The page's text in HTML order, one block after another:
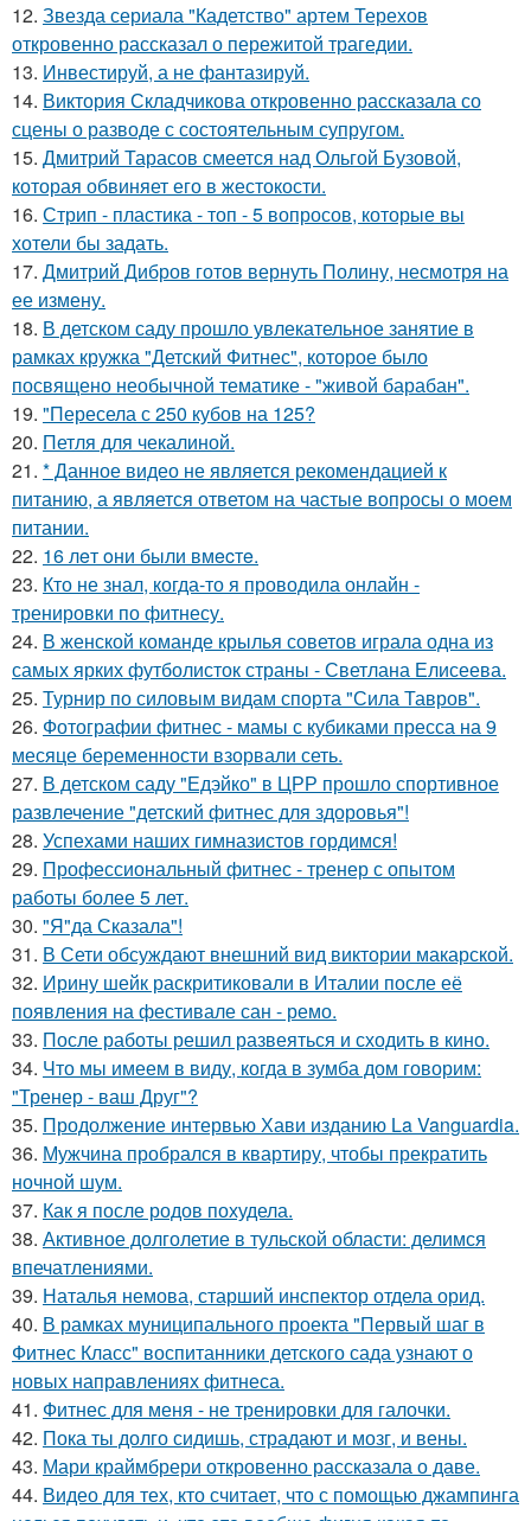
12. Звезда сериала "Кадетство" артем Терехов
откровенно рассказал о пережитой трагедии.
13. Инвестируй, а не фантазируй.
14. Виктория Складчикова откровенно рассказала со
сцены о разводе с состоятельным супругом.
15. Дмитрий Тарасов смеется над Ольгой Бузовой,
которая обвиняет его в жестокости.
16. Стрип - пластика - топ - 5 вопросов, которые вы
хотели бы задать.
17. Дмитрий Дибров готов вернуть Полину, несмотря на
ее измену.
18. В детском саду прошло увлекательное занятие в
рамках кружка "Детский Фитнес", которое было
посвящено необычной тематике - "живой барабан".
19. "Пересела с 250 кубов на 125?
20. Петля для чекалиной.
21. * Данное видео не является рекомендацией к
питанию, а является ответом на частые вопросы о моем
питании.
22. 16 лeт oни были вмecтe.
23. Кто не знал, когда-то я проводила онлайн -
тренировки по фитнесу.
24. В женской команде крылья советов играла одна из
самых ярких футболисток страны - Светлана Елисеева.
25. Турнир по силовым видам спорта "Сила Тавров".
26. Фотографии фитнес - мамы с кубиками пресса на 9
месяце беременности взорвали сеть.
27. В детском саду "Едэйко" в ЦРР прошло спортивное
развлечение "детский фитнес для здоровья"!
28. Успехами наших гимназистов гордимся!
29. Профессиональный фитнес - тренер с опытом
работы более 5 лет.
30. "Я"да Сказала"!
31. В Сети обсуждают внешний вид виктории макарской.
32. Ирину шейк раскритиковали в Италии после её
появления на фестивале сан - ремо.
33. После работы решил развеяться и сходить в кино.
34. Что мы имеем в виду, когда в зумба дом говорим:
"Тренер - ваш Друг"?
35. Продолжение интервью Хави изданию La Vanguardia.
36. Мужчина пробрался в квартиру, чтобы прекратить
ночной шум.
37. Как я после родов похудела.
38. Активное долголетие в тульской области: делимся
впечатлениями.
39. Наталья немова, старший инспектор отдела орид.
40. В рамках муниципального проекта "Первый шаг в
Фитнес Класс" воспитанники детского сада узнают о
новых направлениях фитнеса.
41. Фитнес для меня - не тренировки для галочки.
42. Пока ты долго сидишь, страдают и мозг, и вены.
43. Мари краймбрери откровенно рассказала о даве.
44. Видео для тех, кто считает, что с помощью джампинга